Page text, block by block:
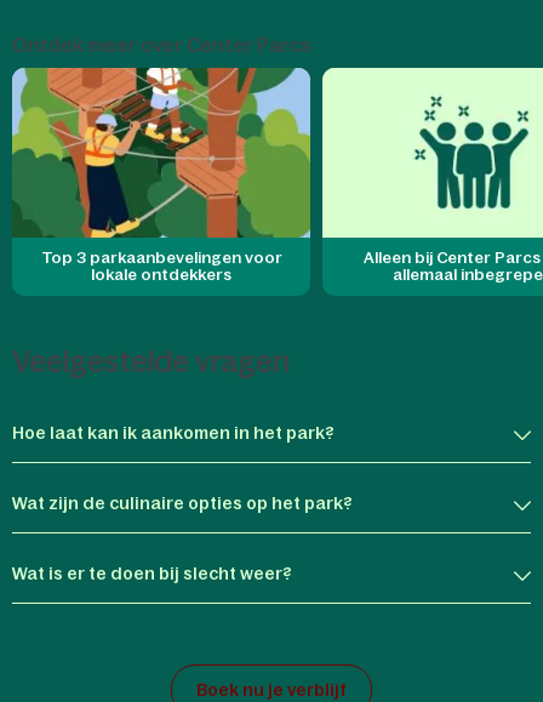
Ontdek meer over Center Parcs
Top 3 parkaanbevelingen voor
lokale ontdekkers
Alleen bij Center
allemaal
Veelgestelde vragen
Hoe laat kan ik aankomen in het park?
Wat zijn de culinaire opties op het park?
Wat is er te doen bij slecht weer?
Boek nu je verblijf